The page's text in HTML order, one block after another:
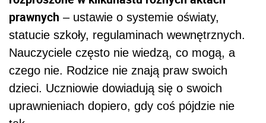
prawnych – ustawie o systemie oświaty,
statucie szkoły, regulaminach wewnętrznych.
Nauczyciele często nie wiedzą, co mogą, a
czego nie. Rodzice nie znają praw swoich
dzieci. Uczniowie dowiadują się o swoich
uprawnieniach dopiero, gdy coś pójdzie nie